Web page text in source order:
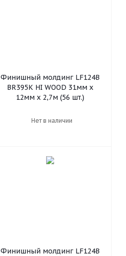
Финишный молдинг LF124B
BR395K HI WOOD 31мм х
12мм х 2,7м (56 шт.)
Нет в наличии
Финишный молдинг LF124B